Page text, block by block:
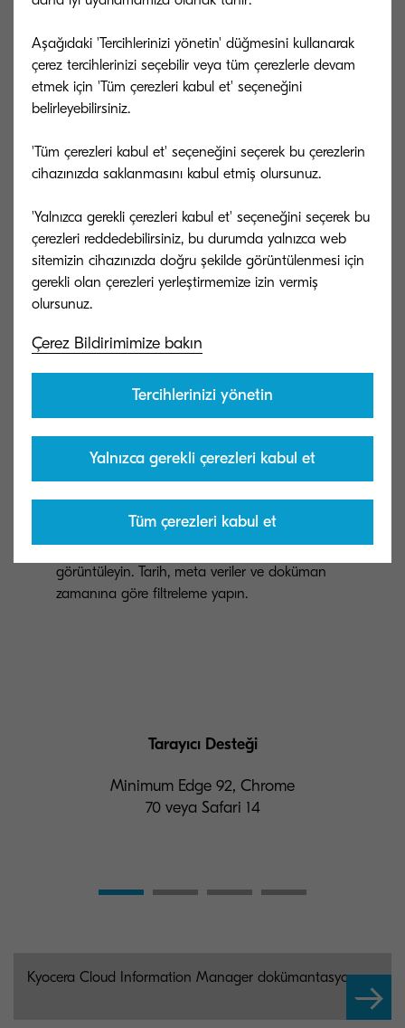
07 Platform Güvenliği
sağlarken dokümanları güvenli bir şekilde yükleyin ve
saklayın.
08 Klasörler
Dokümanlarınızı bir klasör yapısında düzenleyerek
09 Yorum
Sonraki doküman aramalarının uyumlu ve anlamlı
olmasını sağlamak için dokümanlara yorumlar
Bir dokümandaki değişikliklerin geçmişini
görüntüleyin. Tarih, meta veriler ve doküman
zamanına göre filtreleme yapın.
Tarayıcı Desteği
Minimum Edge 92, Chrome
70 veya Safari 14
Kyocera Cloud Information Manager dokümantasyon
Aşağıdaki 'Tercihlerinizi yönetin' düğmesini kullanarak
çerez tercihlerinizi seçebilir veya tüm çerezlerle devam
etmek için 'Tüm çerezleri kabul et' seçeneğini
belirleyebilirsiniz.
'Tüm çerezleri kabul et' seçeneğini seçerek bu çerezlerin
cihazınızda saklanmasını kabul etmiş olursunuz.
'Yalnızca gerekli çerezleri kabul et' seçeneğini seçerek bu
çerezleri reddedebilirsiniz, bu durumda yalnızca web
sitemizin cihazınızda doğru şekilde görüntülenmesi için
gerekli olan çerezleri yerleştirmemize izin vermiş
Çerez Bildirimimize bakın
Tercihlerinizi yönetin
Yalnızca gerekli çerezleri kabul et
Tüm çerezleri kabul et